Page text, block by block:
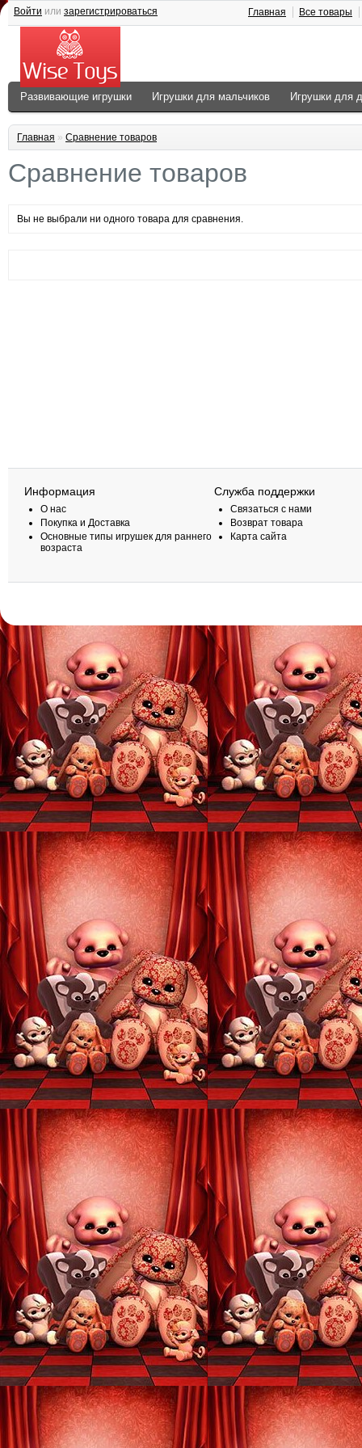
Войти или зарегистрироваться Главная Все товары
Развивающие игрушки Игрушки для мальчиков Игрушки для
Главная » Сравнение товаров
Сравнение товаров
Вы не выбрали ни одного товара для сравнения.
Информация
О нас
Покупка и Доставка
Основные типы игрушек для раннего
возраста
Служба поддержки
Связаться с нами
Возврат товара
Карта сайта